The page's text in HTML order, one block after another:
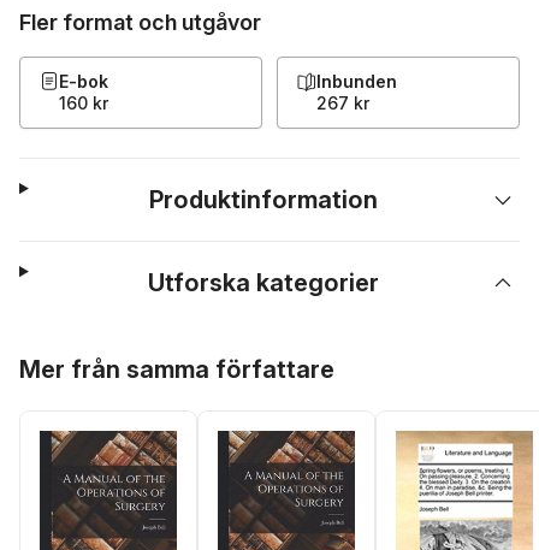
Fler format och utgåvor
E-bok
160 kr
Inbunden
267 kr
Produktinformation
Utforska kategorier
Mer från samma författare